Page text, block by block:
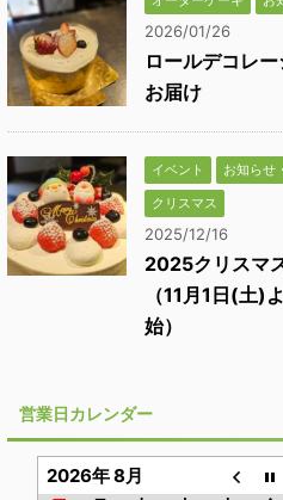
2026/01/26
ロールデコレ
お届け
イベント
お知らせ
クリスマス
2025/12/16
2025クリスマ
（11月1日(土)
始）
営業日カレンダー
2026年 8月